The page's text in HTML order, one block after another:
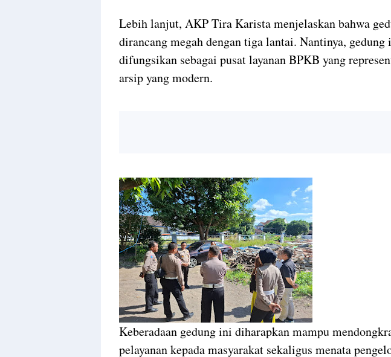
Lebih lanjut, AKP Tira Karista menjelaskan bahwa
dirancang megah dengan tiga lantai. Nantinya, gedung
difungsikan sebagai pusat layanan BPKB yang
arsip yang modern.
Keberadaan gedung ini diharapkan mampu
pelayanan kepada masyarakat sekaligus menata